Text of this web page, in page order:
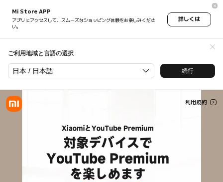
Mi Store APP
アプリにアクセスして、スムーズなショッピング体験をお楽しみくださ
い。
詳しくは
ご利用地域と言語の選択
日本 / 日本語 続行
Youtube Premium Benefit -
利用規約